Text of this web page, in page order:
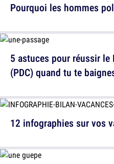
5 astuces pour réussir le
(PDC) quand tu te
Pourquoi les hommes
12 infographies sur vos